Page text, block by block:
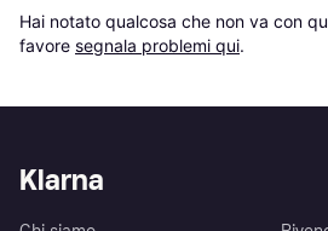
Hai notato qualcosa che non va con
favore segnala problemi qui.
Klarna